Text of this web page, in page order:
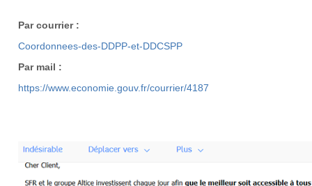
Par courrier :
Coordonnees-des-DDPP-et-DDCSPP
Par mail :
https://www.economie.gouv.fr/courrier/4187